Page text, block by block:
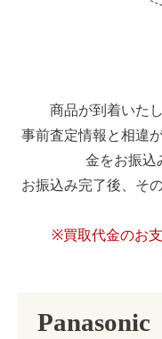
商品が到着いた
事前査定情報と相違
金をお振込
お振込み完了後、そ
※買取代金のお
Panasonic